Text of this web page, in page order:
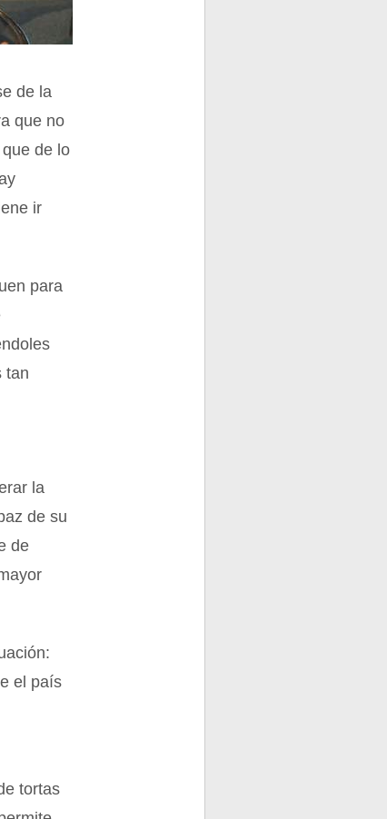
de la
que no
de lo
ir
para
tan
la
de su
de
el país
tortas